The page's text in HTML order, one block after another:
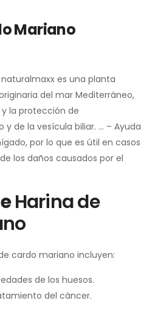
Mariano
es una planta
del mar Mediterráneo,
la protección de
de la vesícula biliar. … – Ayuda
por lo que es útil en casos
los daños causados por el
Harina de
cardo mariano incluyen:
de los huesos.
del cáncer.